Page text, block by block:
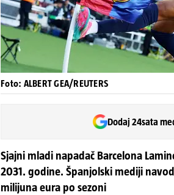
Foto: ALBERT GEA/REUTERS
Dodaj 24sata
Sjajni mladi napadač Barcelona
2031. godine. Španjolski mediji
milijuna eura po sezoni